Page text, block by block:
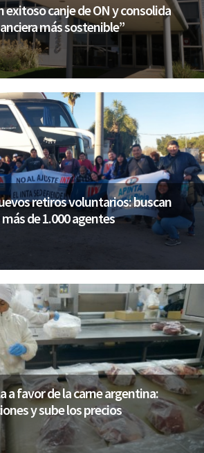
exitoso canje de ON y consolida
más sostenible”
retiros voluntarios: buscan
de 1.000 agentes
a favor de la carne argentina:
y sube los precios